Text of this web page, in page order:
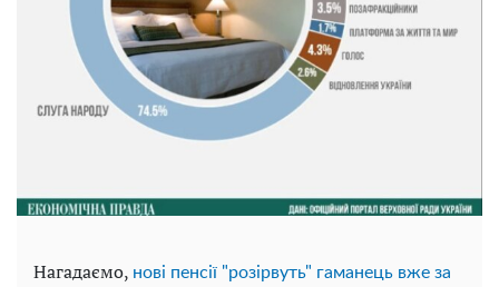
Нагадаємо, нові пенсії "розірвуть" гаманець вже за